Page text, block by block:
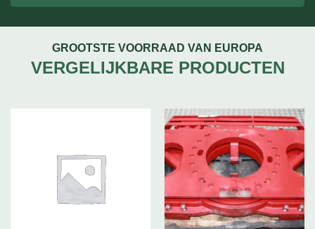
GROOTSTE VOORRAAD VAN EUROPA
VERGELIJKBARE PRODUCTEN